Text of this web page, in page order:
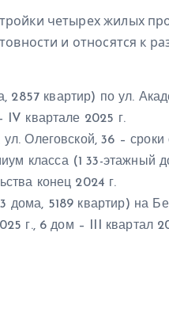
четырех жилых
и относятся к
2857 квартир) по ул.
квартале 2025 г.
Олеговской, 36 –
класса (1 33-этажный
конец 2024 г.
дома, 5189 квартир) на
г., 6 дом – III квартал